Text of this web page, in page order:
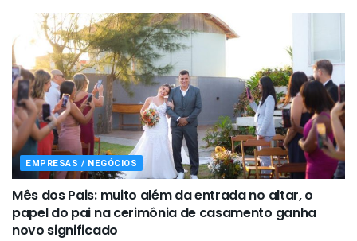
EMPRESAS / NEGÓCIOS
Mês dos Pais: muito além da entrada no altar, o
papel do pai na cerimônia de casamento ganha
novo significado